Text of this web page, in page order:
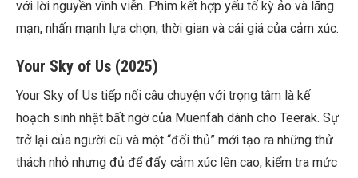
với lời nguyền vĩnh viễn. Phim kết hợp yếu tố kỳ ảo và lãng
mạn, nhấn mạnh lựa chọn, thời gian và cái giá của cảm xúc.
Your Sky of Us (2025)
Your Sky of Us tiếp nối câu chuyện với trọng tâm là kế
hoạch sinh nhật bất ngờ của Muenfah dành cho Teerak. Sự
trở lại của người cũ và một “đối thủ” mới tạo ra những thử
thách nhỏ nhưng đủ để đẩy cảm xúc lên cao, kiểm tra mức